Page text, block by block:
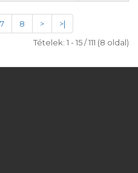
7 8 >
>|
Tételek: 1 - 15 / 111 (8 oldal)